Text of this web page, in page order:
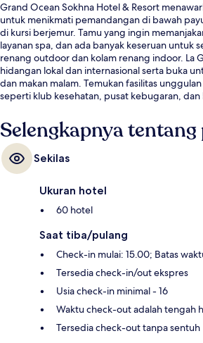
Grand Ocean Sokhna Hotel & Resort
untuk menikmati pemandangan di bawah
di kursi berjemur. Tamu yang ingin
layanan spa, dan ada banyak keseruan untuk
renang outdoor dan kolam renang indoor. La
hidangan lokal dan internasional serta buka
dan makan malam. Temukan fasilitas
seperti klub kesehatan, pusat kebugaran, dan
Selengkapnya
Sekilas
Ukuran hotel
60 hotel
Saat tiba/pulang
Check-in mulai: 15.00; Batas
Tersedia check-in/out ekspres
Usia check-in minimal - 16
Waktu check-out adalah tengah
Tersedia check-out tanpa sentuh